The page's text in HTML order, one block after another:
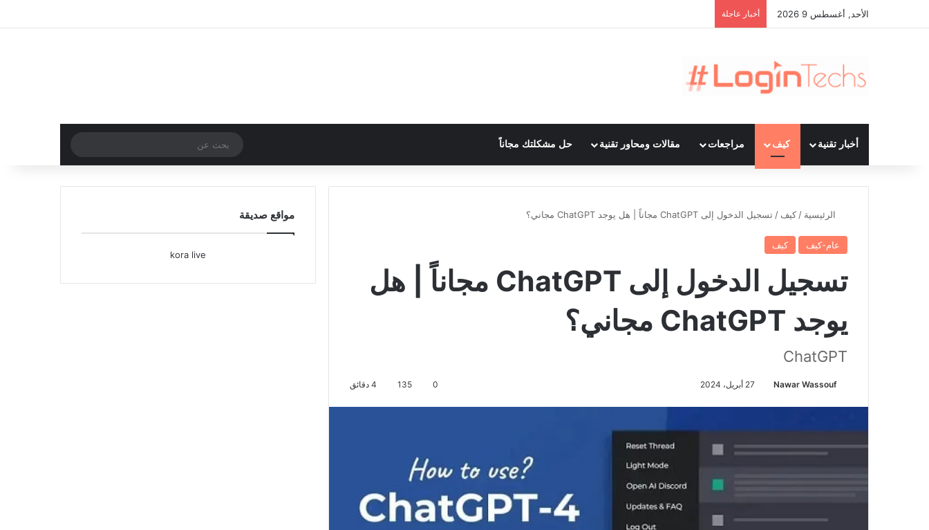
الأحد, أغسطس 9 2026 أخبار عاجلة
أخبار تقنية كيف مراجعات مقالات ومحاور تقنية حل مشكلتك مجاناً
عن
الرئيسية / كيف / تسجيل الدخول إلى ChatGPT مجاناً | هل يوجد ChatGPT مجاني؟
عام-كيف كيف
تسجيل الدخول إلى ChatGPT مجاناً | هل
يوجد ChatGPT مجاني؟
ChatGPT
Nawar Wassouf 27 أبريل، 2024 0
135
مواقع صديقة
kora live